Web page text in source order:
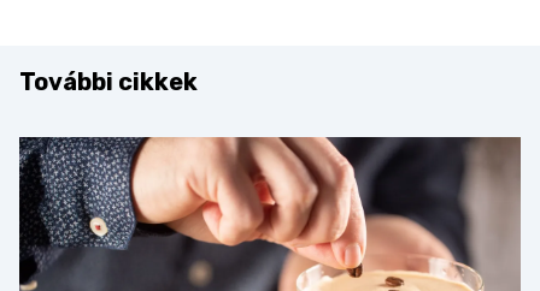
További cikkek